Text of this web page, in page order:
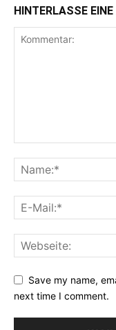
HINTERLASSE
Save my name,
next time I comment.